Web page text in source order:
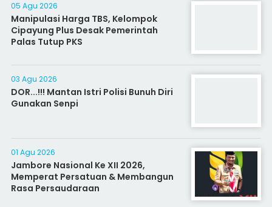
05 Agu 2026
Manipulasi Harga TBS, Kelompok
Cipayung Plus Desak Pemerintah
Palas Tutup PKS
03 Agu 2026
DOR...!!! Mantan Istri Polisi Bunuh Diri
Gunakan Senpi
01 Agu 2026
Jambore Nasional Ke XII 2026,
Memperat Persatuan & Membangun
Rasa Persaudaraan